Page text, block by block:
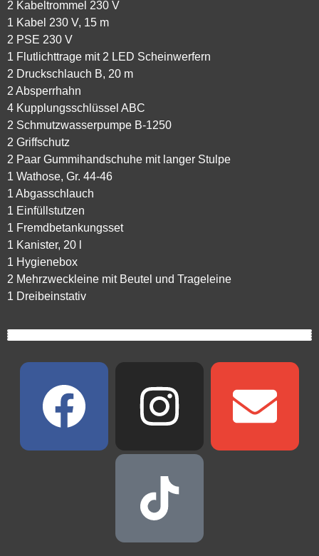
2 Kabeltrommel 230 V
1 Kabel 230 V, 15 m
2 PSE 230 V
1 Flutlichttrage mit 2 LED Scheinwerfern
2 Druckschlauch B, 20 m
2 Absperrhahn
4 Kupplungsschlüssel ABC
2 Schmutzwasserpumpe B-1250
2 Griffschutz
2 Paar Gummihandschuhe mit langer Stulpe
1 Wathose, Gr. 44-46
1 Abgasschlauch
1 Einfüllstutzen
1 Fremdbetankungsset
1 Kanister, 20 l
1 Hygienebox
2 Mehrzweckleine mit Beutel und Trageleine
1 Dreibeinstativ